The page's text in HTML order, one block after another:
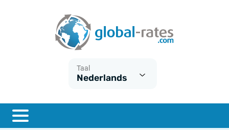
Taal
Nederlands
ESTER
Wat is CPI inflatie?
Wat is HICP inflatie?
Nederlandse inflatie - CPI
Euribor historie
SOFR historie
Inflatiecalculator